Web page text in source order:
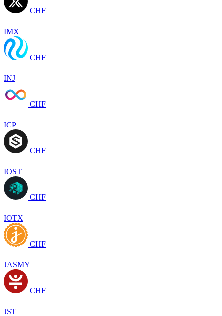
CHF
IMX
CHF
INJ
CHF
ICP
CHF
IOST
CHF
IOTX
CHF
JASMY
CHF
JST